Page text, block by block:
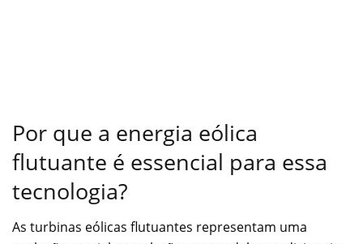
Por que a energia eólica
flutuante é essencial para essa
tecnologia?
As turbinas eólicas flutuantes representam uma